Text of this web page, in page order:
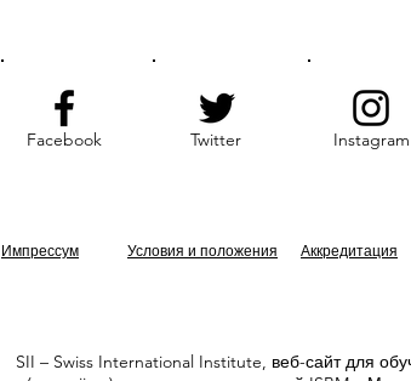
Facebook Twitter Instagram
Импрессум Условия и положения Аккредитация
SII – Swiss International Institute, веб-сайт для